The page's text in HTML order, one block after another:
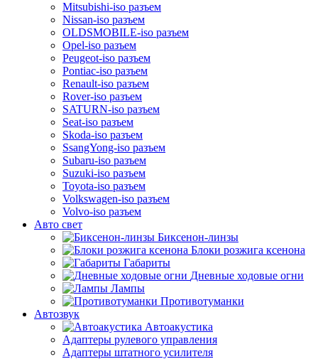
Mitsubishi-iso разъем
Nissan-iso разъем
OLDSMOBILE-iso разъем
Opel-iso разъем
Peugeot-iso разъем
Pontiac-iso разъем
Renault-iso разъем
Rover-iso разъем
SATURN-iso разъем
Seat-iso разъем
Skoda-iso разъем
SsangYong-iso разъем
Subaru-iso разъем
Suzuki-iso разъем
Toyota-iso разъем
Volkswagen-iso разъем
Volvo-iso разъем
Авто свет
Биксенон-линзы
Блоки розжига ксенона
Габариты
Дневные ходовые огни
Лампы
Противотуманки
Автозвук
Автоакустика
Адаптеры рулевого управления
Адаптеры штатного усилителя